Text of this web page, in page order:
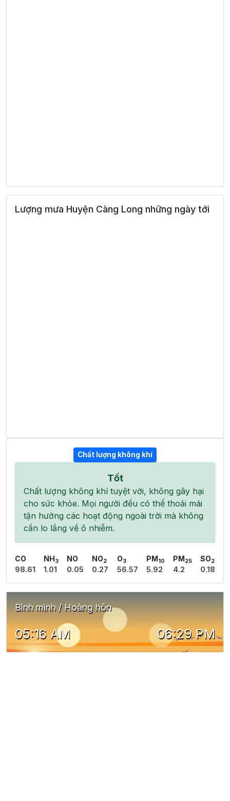
Lượng mưa Huyện Càng Long những ngày tới
Chất lượng không khí
Tốt
Chất lượng không khí tuyệt vời, không gây hại
cho sức khỏe. Mọi người đều có thể thoải mái
tận hưởng các hoạt động ngoài trời mà không
cần lo lắng về ô nhiễm.
CO
98.61
NH 3
1.01
NO
0.05
NO2
0.27
O3
56.57
PM 10
5.92
PM 25
4.2
SO2
0.18
Bình minh / Hoàng hôn
05:16 AM 06:29 PM